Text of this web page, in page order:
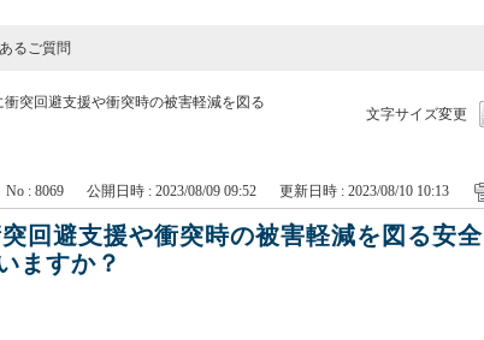
文字サイズ変更
突回避支援や衝突時の被害軽減を図る
No : 8069 公開日時 : 2023/08/09 09:52 更新日時 : 2023/08/10 10:13
回避支援や衝突時の被害軽減を図る安全
ますか？